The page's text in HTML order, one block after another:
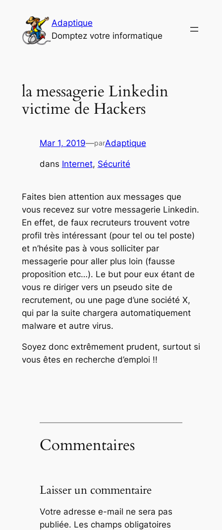
contenu
Adaptique
Domptez votre informatique
la messagerie Linkedin
victime de Hackers
Mar 1, 2019—parAdaptique
dans Internet, Sécurité
Faites bien attention aux messages que
vous recevez sur votre messagerie Linkedin.
En effet, de faux recruteurs trouvent votre
profil très intéressant (pour tel ou tel poste)
et n’hésite pas à vous solliciter par
messagerie pour aller plus loin (fausse
proposition etc…). Le but pour eux étant de
vous re diriger vers un pseudo site de
recrutement, ou une page d’une société X,
qui par la suite chargera automatiquement
malware et autre virus.
Soyez donc extrêmement prudent, surtout si
vous êtes en recherche d’emploi !!
Commentaires
Laisser un commentaire
Votre adresse e-mail ne sera pas
publiée. Les champs obligatoires